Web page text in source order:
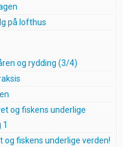
på lofthus
og rydding (3/4)
og fiskens underlige
og fiskens underlige verden!